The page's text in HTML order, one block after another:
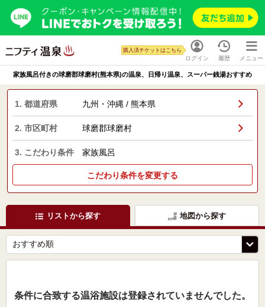
ログイン
購入済チケットはこちら
履歴 メニュー
家族風呂付きの球磨郡球磨村(熊本県)の温泉、日帰り温泉、スーパー銭湯おすすめ
1. 都道府県 九州・沖縄 / 熊本県
2. 市区町村 球磨郡球磨村
3. こだわり条件 家族風呂
こだわり条件を変更する
リストから探す 地図から探す
条件に合致する温浴施設は登録されていませんでした。